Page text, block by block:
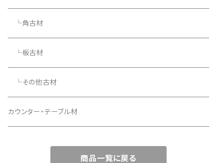
└角古材
└板古材
└その他古材
カウンター・テーブル材
商品一覧に戻る